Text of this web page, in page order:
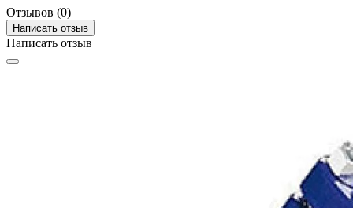
Отзывов (0)
Написать отзыв
Написать отзыв